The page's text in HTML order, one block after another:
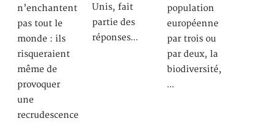
n’enchantent
pas tout le
monde : ils
risqueraient
même de
provoquer
une
recrudescence
Unis, fait
partie des
réponses…
population
européenne
par trois ou
par deux, la
biodiversité,
…